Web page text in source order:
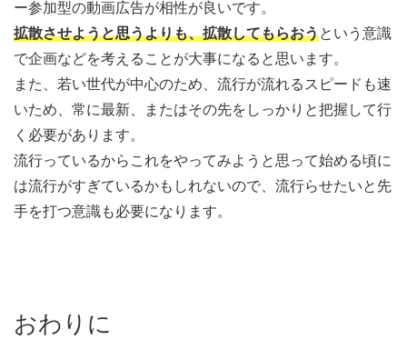
ー参加型の動画広告が相性が良いです。
拡散させようと思うよりも、拡散してもらおうという意識
で企画などを考えることが大事になると思います。
また、若い世代が中心のため、流行が流れるスピードも速
いため、常に最新、またはその先をしっかりと把握して行
く必要があります。
流行っているからこれをやってみようと思って始める頃に
は流行がすぎているかもしれないので、流行らせたいと先
手を打つ意識も必要になります。
おわりに